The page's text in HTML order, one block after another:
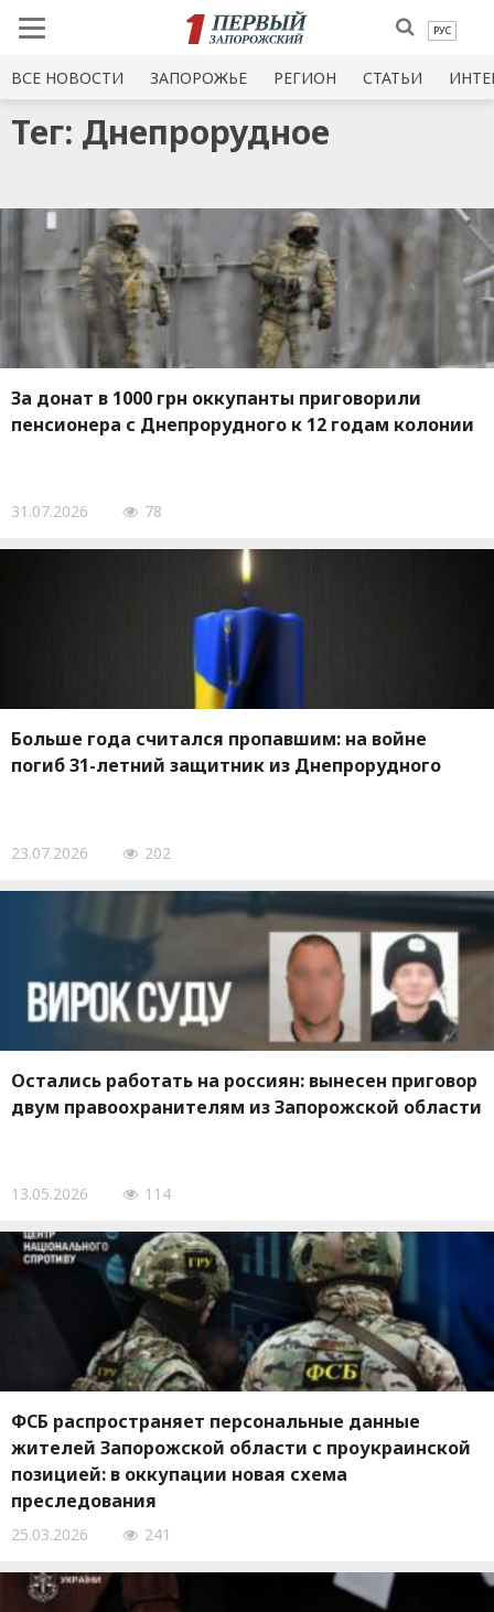
РУС
ВСЕ НОВОСТИ ЗАПОРОЖЬЕ РЕГИОН СТАТЬИ
Тег: Днепрорудное
За донат в 1000 грн оккупанты приговорили
пенсионера с Днепрорудного к 12 годам колонии
31.07.2026 78
Больше года считался пропавшим: на войне
погиб 31-летний защитник из Днепрорудного
23.07.2026 202
Остались работать на россиян: вынесен приговор
двум правоохранителям из Запорожской области
13.05.2026 114
ФСБ распространяет персональные данные
жителей Запорожской области с проукраинской
позицией: в оккупации новая схема
преследования
25.03.2026 241